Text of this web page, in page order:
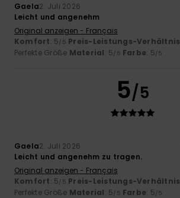
Gaela2. Juli 2026
Leicht und angenehm
Original anzeigen - Français
Komfort: 5/5 Preis-Leistungs-Verhältnis
Perfekte Größe Material: 5/5 Farbe: 5/5
5/5
Gaela2. Juli 2026
Leicht und angenehm zu tragen.
Original anzeigen - Français
Komfort: 5/5 Preis-Leistungs-Verhältnis
Perfekte Größe Material: 5/5 Farbe: 5/5